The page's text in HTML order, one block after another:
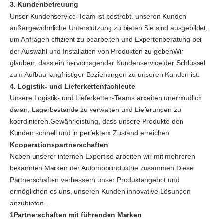
3. Kundenbetreuung
Unser Kundenservice-Team ist bestrebt, unseren Kunden
außergewöhnliche Unterstützung zu bieten.Sie sind ausgebildet,
um Anfragen effizient zu bearbeiten und Expertenberatung bei
der Auswahl und Installation von Produkten zu gebenWir
glauben, dass ein hervorragender Kundenservice der Schlüssel
zum Aufbau langfristiger Beziehungen zu unseren Kunden ist.
4. Logistik- und Lieferkettenfachleute
Unsere Logistik- und Lieferketten-Teams arbeiten unermüdlich
daran, Lagerbestände zu verwalten und Lieferungen zu
koordinieren.Gewährleistung, dass unsere Produkte den
Kunden schnell und in perfektem Zustand erreichen.
Kooperationspartnerschaften
Neben unserer internen Expertise arbeiten wir mit mehreren
bekannten Marken der Automobilindustrie zusammen.Diese
Partnerschaften verbessern unser Produktangebot und
ermöglichen es uns, unseren Kunden innovative Lösungen
anzubieten..
1Partnerschaften mit führenden Marken